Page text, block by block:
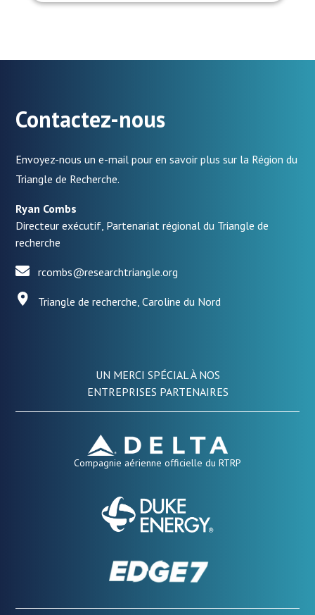
Contactez-nous
Envoyez-nous un e-mail pour en savoir plus sur la Région du
Triangle de Recherche.
Ryan Combs
Directeur exécutif, Partenariat régional du Triangle de
recherche
rcombs@researchtriangle.org
Triangle de recherche, Caroline du Nord
UN MERCI SPÉCIAL À NOS
ENTREPRISES PARTENAIRES
Compagnie aérienne officielle du RTRP